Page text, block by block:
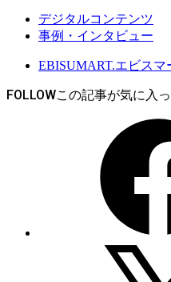
デジタルコンテンツ
事例・インタビュー
EBISUMART.エビスマ
FOLLOW